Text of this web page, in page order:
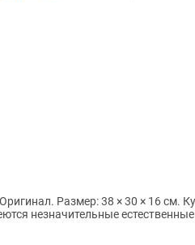
Размер: 38 × 30 × 16 см.
незначительные